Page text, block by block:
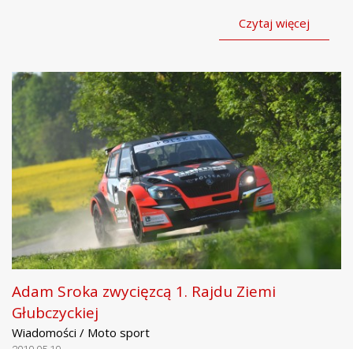
Czytaj więcej
Adam Sroka zwycięzcą 1. Rajdu Ziemi
Głubczyckiej
Wiadomości / Moto sport